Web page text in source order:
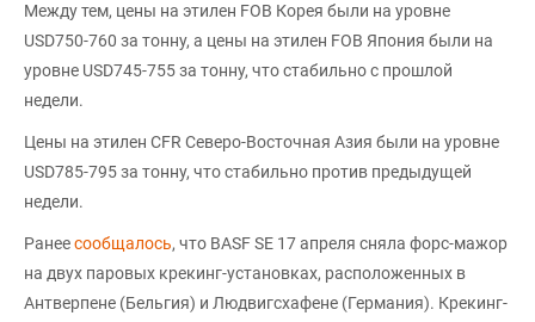
Между тем, цены на этилен FOB Корея были на уровне
USD750-760 за тонну, а цены на этилен FOB Япония были на
уровне USD745-755 за тонну, что стабильно с прошлой
недели.
Цены на этилен CFR Северо-Восточная Азия были на уровне
USD785-795 за тонну, что стабильно против предыдущей
недели.
Ранеесообщалось, что BASF SE 17 апреля сняла форс-мажор
на двух паровых крекинг-установках, расположенных в
Антверпене (Бельгия) и Людвигсхафене (Германия). Крекинг-